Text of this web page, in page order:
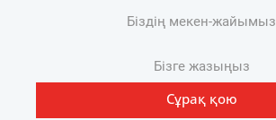
Біздің мекен-жайымыз
Бізге жазыңыз
Сұрақ қою